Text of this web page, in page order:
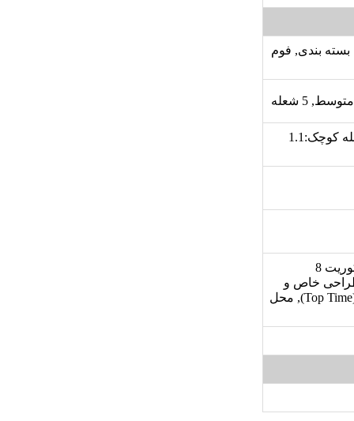
بسته بندی, فوم
توان شعله بزرگ:2.8 کیلو وات, توان شعله پلوپز:4.5 کیلو وات, توان شعله کوچک:1.1
پلیت روغن گیر با پوشش لعابی, ترانس فندک لورنزو, دارای شیشه سکوریت 8
طراحی خاص و
منحصر به فرد چدن سرشعله, مجهز به شیر ترموکوپل دار فوق سریع (Top Time), محل